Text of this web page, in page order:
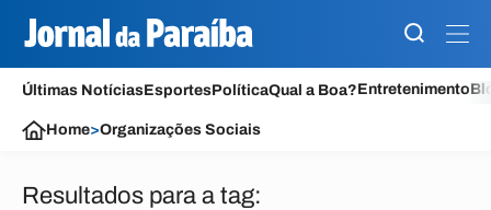
Últimas NotíciasEsportesPolíticaQual a Boa?Entretenimento
Home>Organizações Sociais
Resultados para a tag: